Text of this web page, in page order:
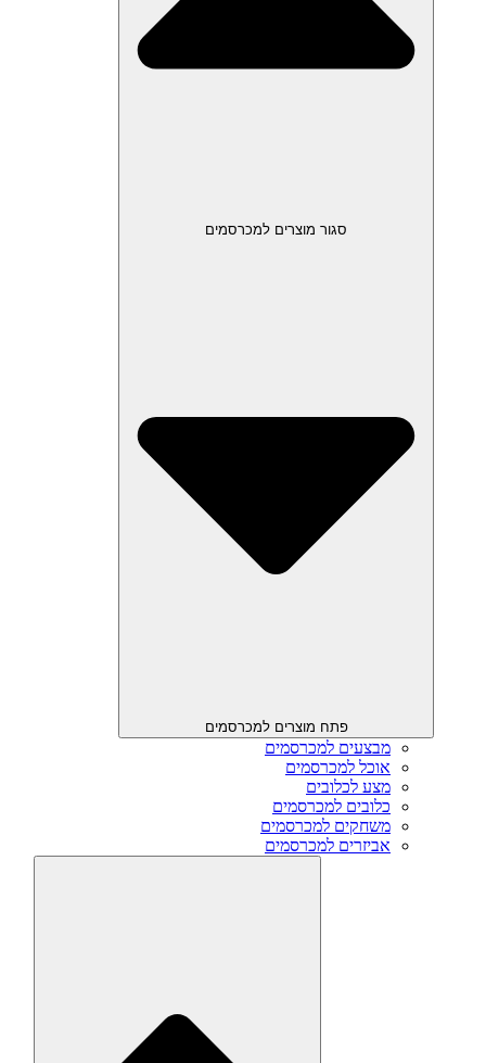
סגור מוצרים למכרסמים
פתח מוצרים למכרסמים
מבצעים למכרסמים
אוכל למכרסמים
מצע לכלובים
כלובים למכרסמים
משחקים למכרסמים
אביזרים למכרסמים